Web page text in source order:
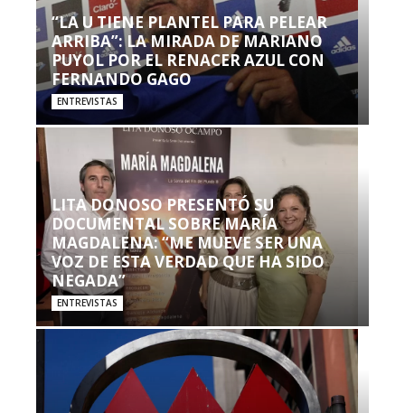
“LA U TIENE PLANTEL PARA PELEAR
ARRIBA”: LA MIRADA DE MARIANO
PUYOL POR EL RENACER AZUL CON
FERNANDO GAGO
ENTREVISTAS
LITA DONOSO PRESENTÓ SU
DOCUMENTAL SOBRE MARÍA
MAGDALENA: “ME MUEVE SER UNA
VOZ DE ESTA VERDAD QUE HA SIDO
NEGADA”
ENTREVISTAS